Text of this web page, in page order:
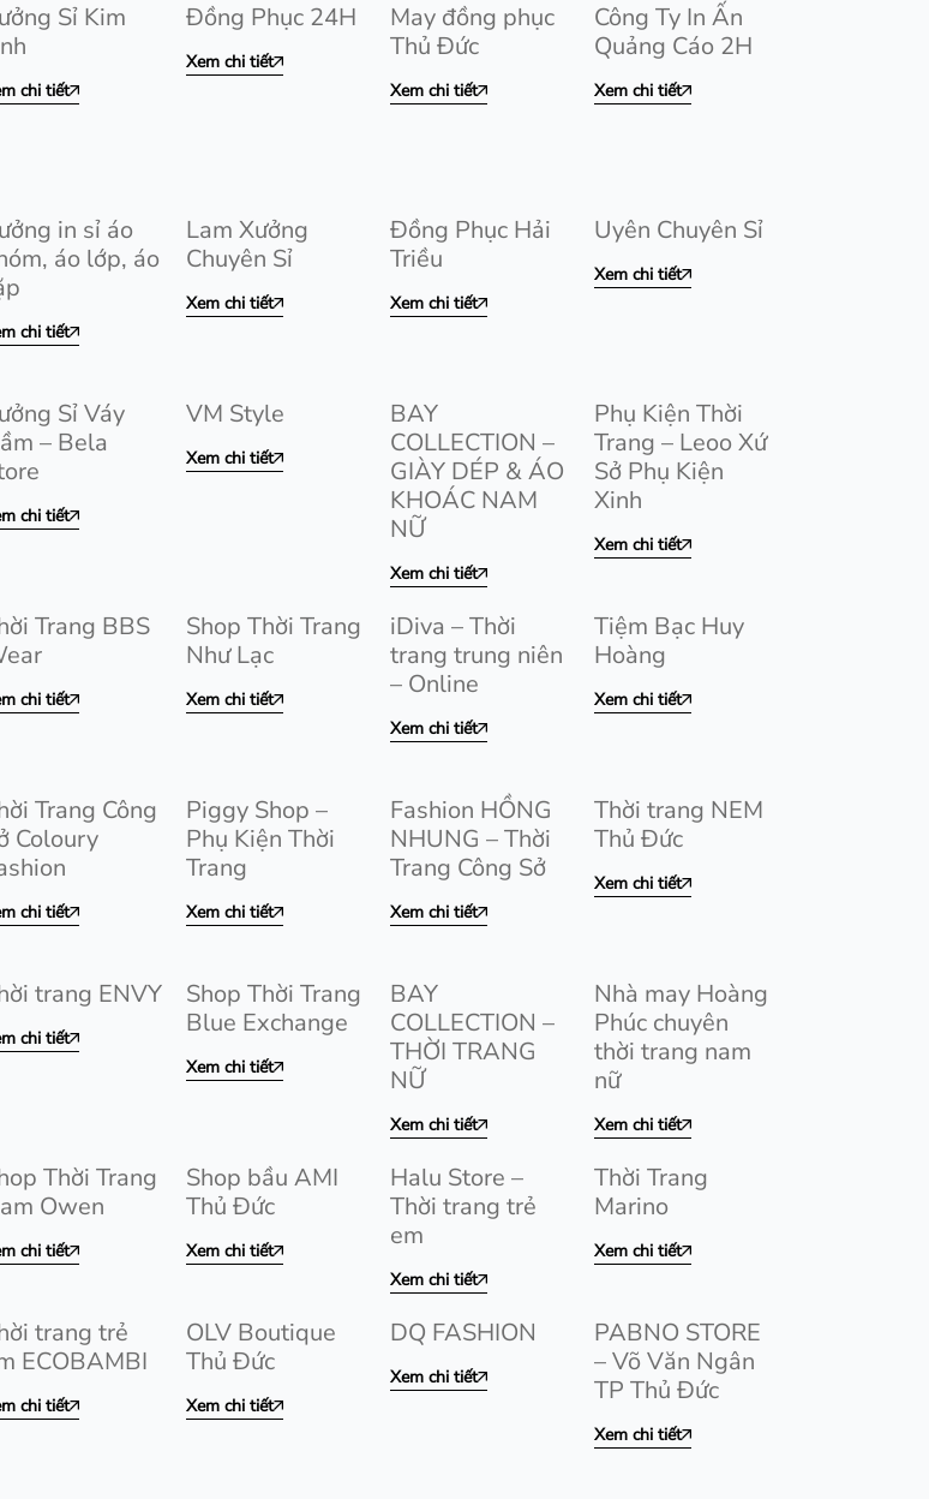
Sỉ Kim
chi tiết
Đồng Phục 24H
Xem chi tiết
May đồng phục
Thủ Đức
Xem chi tiết
Công Ty In Ấn
Quảng Cáo 2H
Xem chi tiết
in sỉ áo
áo lớp, áo
chi tiết
Lam Xưởng
Chuyên Sỉ
Xem chi tiết
Đồng Phục Hải
Triều
Xem chi tiết
Uyên Chuyên Sỉ
Xem chi tiết
Sỉ Váy
– Bela
chi tiết
VM Style
Xem chi tiết
BAY
COLLECTION –
GIÀY DÉP & ÁO
KHOÁC NAM
NỮ
Xem chi tiết
Phụ Kiện Thời
Trang – Leoo Xứ
Sở Phụ Kiện
Xinh
Xem chi tiết
Trang BBS
chi tiết
Shop Thời Trang
Như Lạc
Xem chi tiết
iDiva – Thời
trang trung niên
– Online
Xem chi tiết
Tiệm Bạc Huy
Hoàng
Xem chi tiết
Trang Công
Coloury
chi tiết
Piggy Shop –
Phụ Kiện Thời
Trang
Xem chi tiết
Fashion HỒNG
NHUNG – Thời
Trang Công Sở
Xem chi tiết
Thời trang NEM
Thủ Đức
Xem chi tiết
trang ENVY
chi tiết
Shop Thời Trang
Blue Exchange
Xem chi tiết
BAY
COLLECTION –
THỜI TRANG
NỮ
Xem chi tiết
Nhà may Hoàng
Phúc chuyên
thời trang nam
nữ
Xem chi tiết
Thời Trang
Owen
chi tiết
Shop bầu AMI
Thủ Đức
Xem chi tiết
Halu Store –
Thời trang trẻ
em
Xem chi tiết
Thời Trang
Marino
Xem chi tiết
trang trẻ
ECOBAMBI
chi tiết
OLV Boutique
Thủ Đức
Xem chi tiết
DQ FASHION
Xem chi tiết
PABNO STORE
– Võ Văn Ngân
TP Thủ Đức
Xem chi tiết